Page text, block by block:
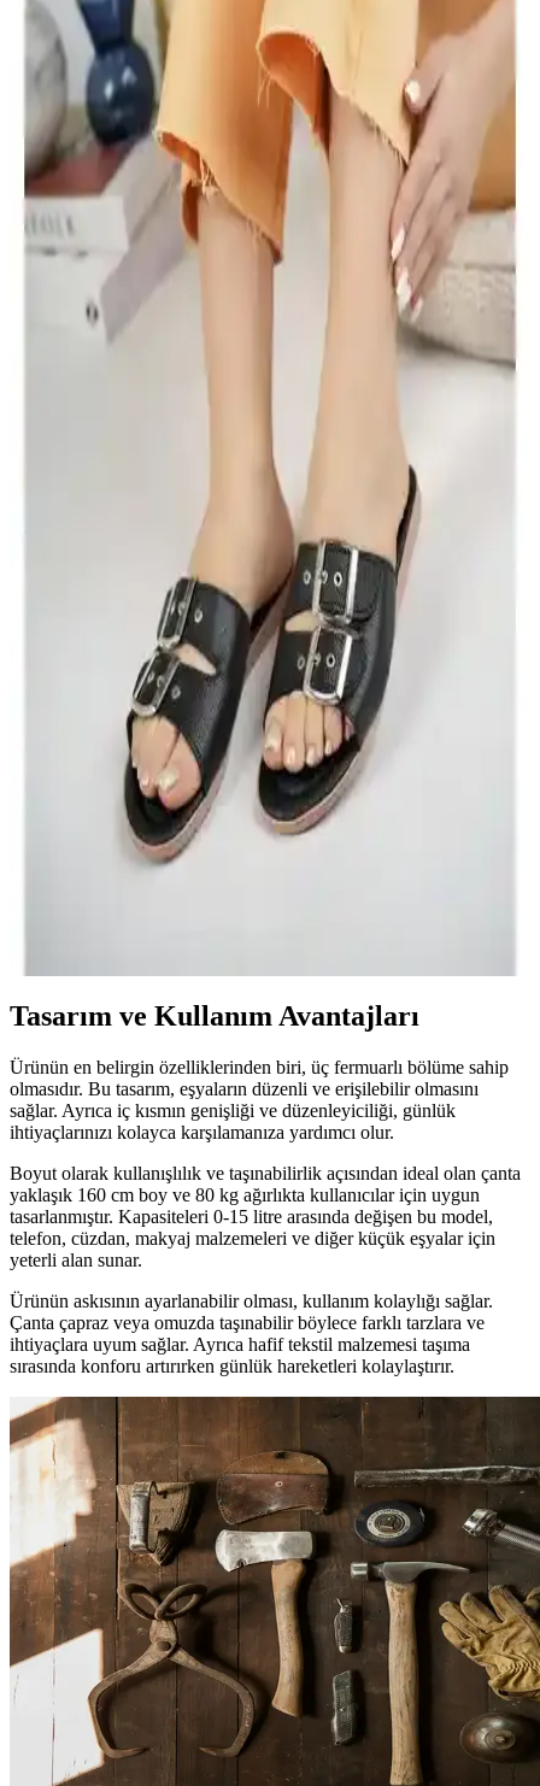
Şık ve Konforlu Kış Ayakkabısı
Camaiore Mini Siyah Süet Yarım Bot, şık tasarımı ve konforu ile
soğuk havalarda ideal. El işçiliği, suya dayanıklı yüzeyi ve ortopedik
tabanıyla günlük kullanım için mükemmel bir seçenek.
Daxtors D079 Günlük Kadın Terlikleri Konfor ve
Şıklığı Bir Arada Sunar
Daxtors D079 kadın terlikleri, hafif ve nefes alabilir yapısıyla gün
boyu konfor sağlar, şık tasarımıyla da dikkat çeker. Kolay
temizlenebilir ve güvenli uyum sunar.
Mubaco Gold Comfort Kadın Terlik: Günlük Şıklık
ve Konfor Sunan Modern Tasarım
ve hafif yapısıyla günlük kullanımda konfor ve estetiği bir arada
Kadın Çantaları Karşılaştırması: Cream House ve
Suud Collection Modellerinin Özellikleri
Cream House ve Suud Collection kahverengi mini deri çantalar,
şıklık ve fonksiyonellik açısından öne çıkıyor. Bu karşılaştırmada,
ürünlerin özellikleri, kullanıcı yorumları ve avantajları detaylı şekilde
Kadın Topuklu Ayakkabılarının Detaylı
Karşılaştırması: Şık ve Rahat Seçenekler
İki şık ve rahat kadın topuklu ayakkabısını detaylı karşılaştırıyoruz.
Ürünlerin özellikleri, kullanıcı yorumları ve performansını
inceleyerek en uygun seçimi yapmanıza yardımcı oluyoruz.
ModaFrato Wzy Kadın Terlik: Şıklık ve Konfor
Sunan Güncel Terlik Seçeneği
Tasarım ve Kullanım Avantajları
Ürünün en belirgin özelliklerinden biri, üç fermuarlı bölüme sahip
olmasıdır. Bu tasarım, eşyaların düzenli ve erişilebilir olmasını
sağlar. Ayrıca iç kısmın genişliği ve düzenleyiciliği, günlük
ihtiyaçlarınızı kolayca karşılamanıza yardımcı olur.
Boyut olarak kullanışlılık ve taşınabilirlik açısından ideal olan çanta
yaklaşık 160 cm boy ve 80 kg ağırlıkta kullanıcılar için uygun
tasarlanmıştır. Kapasiteleri 0-15 litre arasında değişen bu model,
telefon, cüzdan, makyaj malzemeleri ve diğer küçük eşyalar için
yeterli alan sunar.
Ürünün askısının ayarlanabilir olması, kullanım kolaylığı sağlar.
Çanta çapraz veya omuzda taşınabilir böylece farklı tarzlara ve
ihtiyaçlara uyum sağlar. Ayrıca hafif tekstil malzemesi taşıma
sırasında konforu artırırken günlük hareketleri kolaylaştırır.